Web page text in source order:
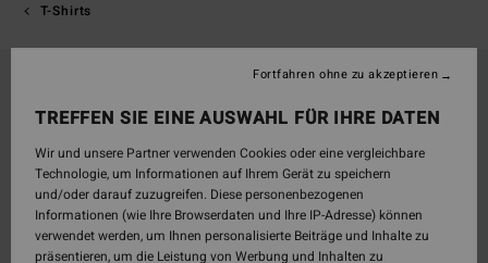
T-Shirts
TREFFEN SIE EINE AUSWAHL FÜR IHRE DATEN
Wir und unsere Partner verwenden Cookies oder eine vergleichbare
Technologie, um Informationen auf Ihrem Gerät zu speichern
und/oder darauf zuzugreifen. Diese personenbezogenen
Informationen (wie Ihre Browserdaten und Ihre IP-Adresse) können
verwendet werden, um Ihnen personalisierte Beiträge und Inhalte zu
präsentieren, um die Leistung von Werbung und Inhalten zu
Fortfahren ohne zu akzeptieren